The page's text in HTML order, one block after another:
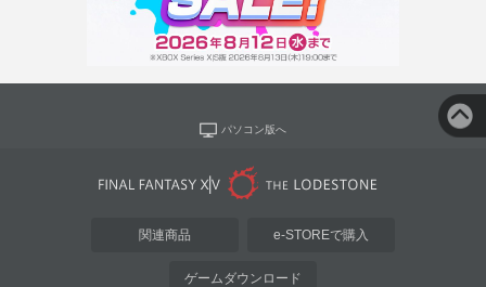
パソコン版へ
関連商品 e-STOREで購入
ゲームダウンロード